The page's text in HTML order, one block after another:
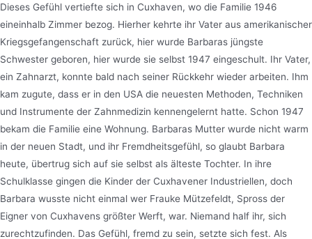
Dieses Gefühl vertiefte sich in Cuxhaven, wo die Familie 1946
eineinhalb Zimmer bezog. Hierher kehrte ihr Vater aus amerikanischer
Kriegsgefangenschaft zurück, hier wurde Barbaras jüngste
Schwester geboren, hier wurde sie selbst 1947 eingeschult. Ihr Vater,
ein Zahnarzt, konnte bald nach seiner Rückkehr wieder arbeiten. Ihm
kam zugute, dass er in den USA die neuesten Methoden, Techniken
und Instrumente der Zahnmedizin kennengelernt hatte. Schon 1947
bekam die Familie eine Wohnung. Barbaras Mutter wurde nicht warm
in der neuen Stadt, und ihr Fremdheitsgefühl, so glaubt Barbara
heute, übertrug sich auf sie selbst als älteste Tochter. In ihre
Schulklasse gingen die Kinder der Cuxhavener Industriellen, doch
Barbara wusste nicht einmal wer Frauke Mützefeldt, Spross der
Eigner von Cuxhavens größter Werft, war. Niemand half ihr, sich
zurechtzufinden. Das Gefühl, fremd zu sein, setzte sich fest. Als